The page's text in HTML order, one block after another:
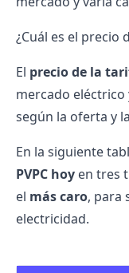
¿Cuál es el precio
El precio de la
mercado eléctrico
según la oferta y
En la siguiente
PVPC hoy en tres
el más caro, para
electricidad.